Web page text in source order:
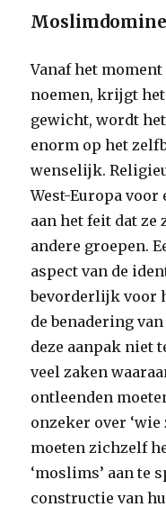
Vanaf het moment
noemen, krijgt
gewicht, wordt
enorm op het
wenselijk.
West-Europa voor
aan het feit dat
andere groepen.
aspect van de
bevorderlijk voor
de benadering
deze aanpak niet
veel zaken
ontleenden
onzeker over
moeten zichzelf
‘moslims’ aan te
constructie van